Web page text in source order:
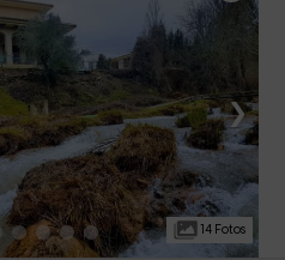
›
14 Fotos